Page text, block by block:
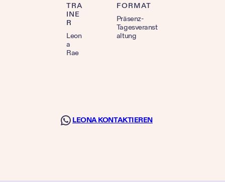
TRA
INE
R
Leon
a
Rae
FORMAT
Präsenz-
Tagesveranst
altung
LEONAKONTAKTIEREN